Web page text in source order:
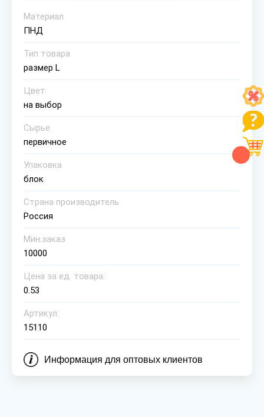
Материал
ПНД
Тип товара
размер L
Цвет
на выбор
Сырье
первичное
Упаковка
блок
Страна производитель
Россия
Мин.заказ
10000
Цена за ед. товара:
0.53
Артикул:
15110
Информация для оптовых клиентов